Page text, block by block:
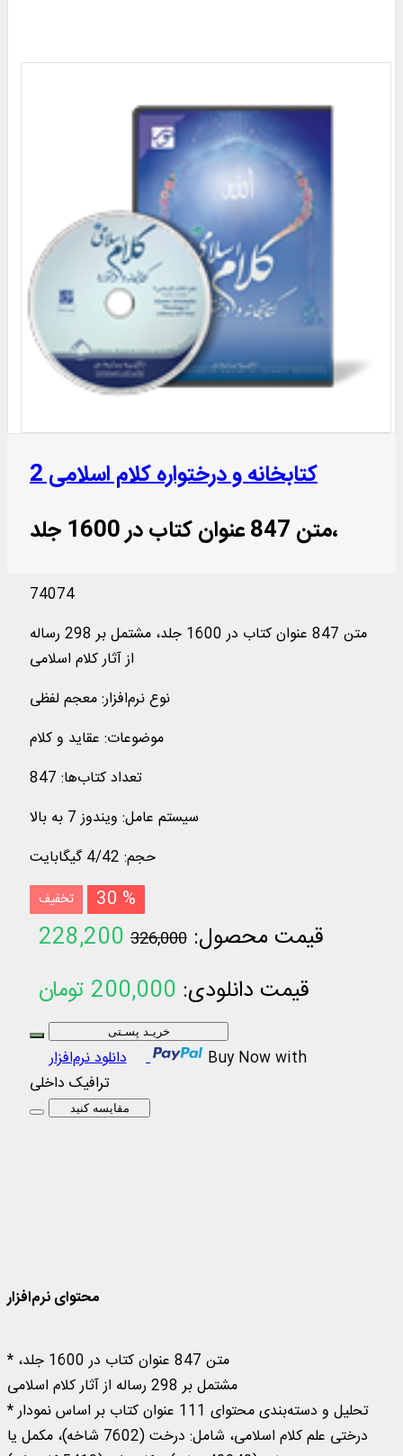
کتابخانه و درختواره کلام اسلامی 2
متن 847 عنوان کتاب در 1600 جلد،
74074
متن 847 عنوان کتاب در 1600 جلد، مشتمل بر 298 رساله
از آثار کلام اسلامی
نوع نرم‌افزار:معجم لفظی
موضوعات: عقاید و كلام
تعداد کتاب‌ها:
847
سیستم عامل: ویندوز 7 به بالا
حجم: 4/42 گیگابایت
تخفیف 30 %
قیمت محصول: 326,000
228,200
قیمت دانلودی: 200,000 تومان
خریـد پسـتی
دانلود نرم‌افزار
Buy Now with
ترافیک داخلی
مقایسه کنید
محتوای نرم‌افزار
* متن 847 عنوان کتاب در 1600 جلد،
مشتمل بر 298 رساله از آثار کلام اسلامی
* تحلیل و دسته‌بندی محتوای 111 عنوان کتاب بر اساس نمودار
درختی علم کلام اسلامی، شامل: درخت (7602 شاخه)، مکمل یا